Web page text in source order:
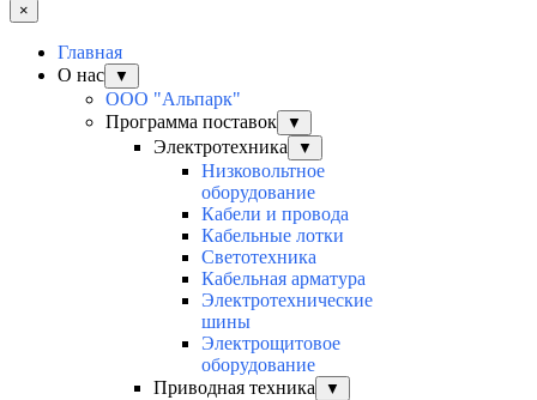
×
Главная
О нас
▼
ООО "Альпарк"
Программа поставок
▼
Электротехника ▼
Низковольтное
оборудование
Кабели и провода
Кабельные лотки
Светотехника
Кабельная арматура
Электротехнические
шины
Электрощитовое
оборудование
Приводная техника
▼